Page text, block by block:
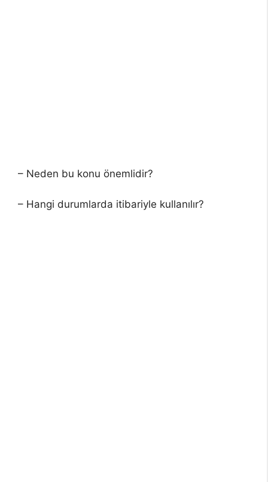
– Neden bu konu önemlidir?
– Hangi durumlarda itibariyle kullanılır?